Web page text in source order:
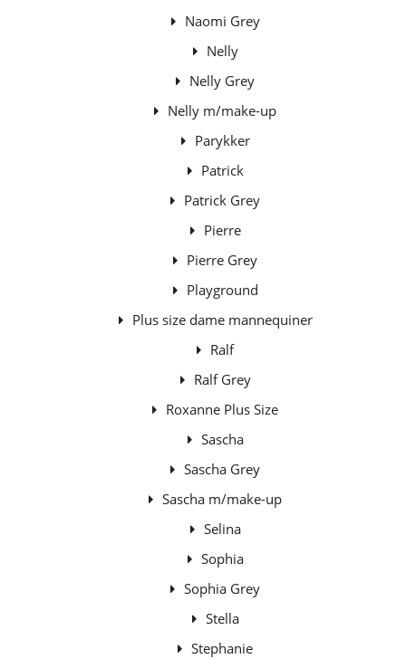
Naomi Grey
Nelly
Nelly Grey
Nelly m/make-up
Parykker
Patrick
Patrick Grey
Pierre
Pierre Grey
Playground
Plus size dame mannequiner
Ralf
Ralf Grey
Roxanne Plus Size
Sascha
Sascha Grey
Sascha m/make-up
Selina
Sophia
Sophia Grey
Stella
Stephanie